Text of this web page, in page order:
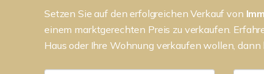
Setzen Sie auf den erfolgreichen Verkauf von
einem marktgerechten Preis zu verkaufen.
Haus oder Ihre Wohnung verkaufen wollen,